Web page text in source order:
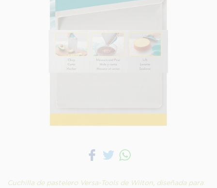
Cuchilla de pastelero Versa-Tools de Wilton, diseñada para